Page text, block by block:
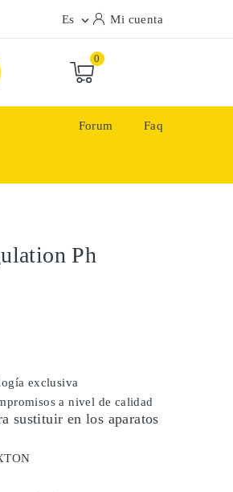
Es  Mi cuenta
0
Forum Faq
Ph
exclusiva
a nivel de calidad
sustituir en los aparatos